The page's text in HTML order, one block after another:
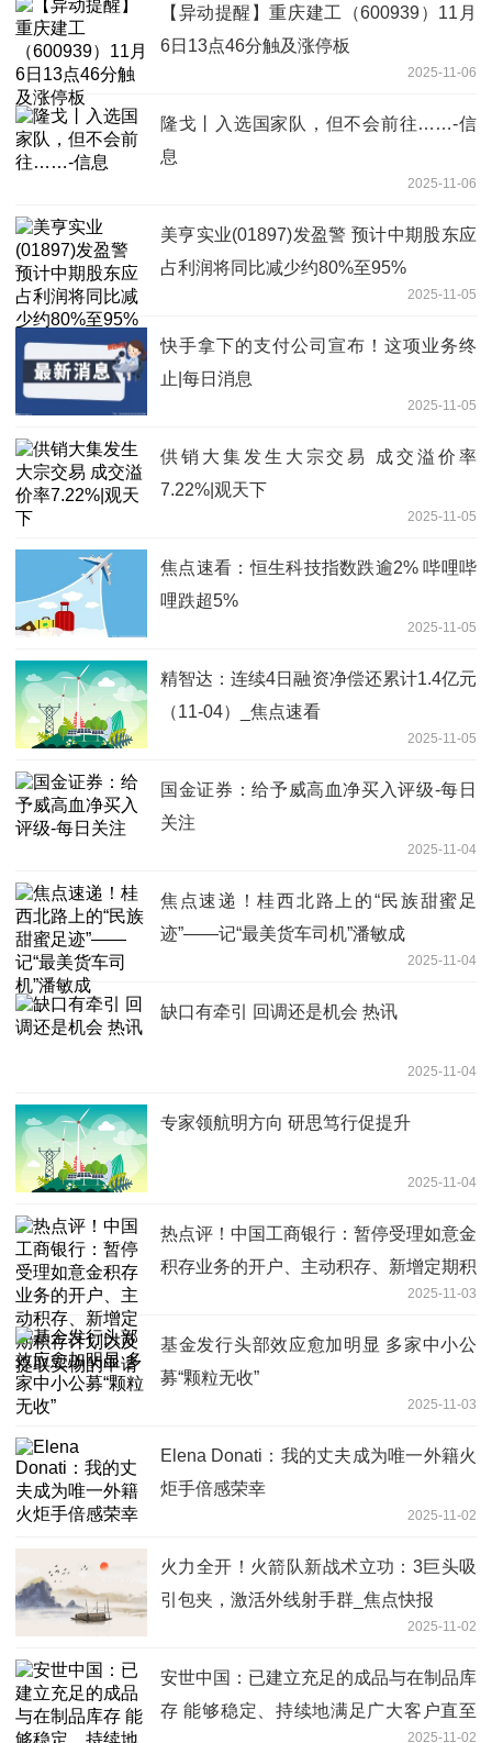
【异动提醒】重庆建工（600939）11月
6日13点46分触及涨停板
2025-11-06
隆戈丨入选国家队，但不会前往……-信
息
2025-11-06
美亨实业(01897)发盈警 预计中期股东应
占利润将同比减少约80%至95%
2025-11-05
快手拿下的支付公司宣布！这项业务终
止|每日消息
2025-11-05
供销大集发生大宗交易 成交溢价率
7.22%|观天下
2025-11-05
焦点速看：恒生科技指数跌逾2% 哔哩哔
哩跌超5%
2025-11-05
精智达：连续4日融资净偿还累计1.4亿元
（11-04）_焦点速看
2025-11-05
国金证券：给予威高血净买入评级-每日
关注
2025-11-04
焦点速递！桂西北路上的“民族甜蜜足
迹”——记“最美货车司机”潘敏成
2025-11-04
缺口有牵引 回调还是机会 热讯
2025-11-04
专家领航明方向 研思笃行促提升
2025-11-04
热点评！中国工商银行：暂停受理如意金
积存业务的开户、主动积存、新增定期积
2025-11-03
基金发行头部效应愈加明显 多家中小公
募“颗粒无收”
2025-11-03
Elena Donati：我的丈夫成为唯一外籍火
炬手倍感荣幸
2025-11-02
火力全开！火箭队新战术立功：3巨头吸
引包夹，激活外线射手群_焦点快报
2025-11-02
安世中国：已建立充足的成品与在制品库
存 能够稳定、持续地满足广大客户直至
2025-11-02